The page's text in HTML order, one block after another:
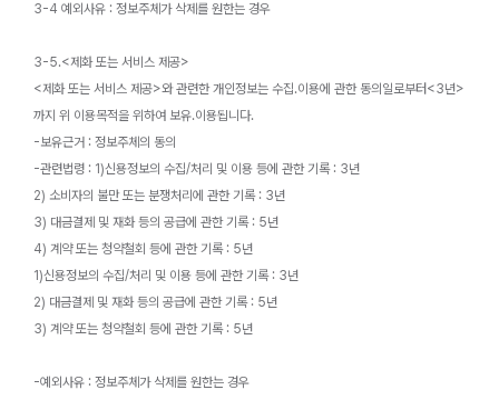
3-4 예외사유 : 정보주체가 삭제를 원한는 경우
3-5.<제화 또는 서비스 제공>
<제화 또는 서비스 제공>와 관련한 개인정보는 수집.이용에 관한 동의일로부터<3년>
까지 위 이용목적을 위하여 보유.이용됩니다.
-보유근거 : 정보주체의 동의
-관련법령 : 1)신용정보의 수집/처리 및 이용 등에 관한 기록 : 3년
2) 소비자의 불만 또는 분쟁처리에 관한 기록 : 3년
3) 대금결제 및 재화 등의 공급에 관한 기록 : 5년
4) 계약 또는 청약철회 등에 관한 기록 : 5년
1)신용정보의 수집/처리 및 이용 등에 관한 기록 : 3년
2) 대금결제 및 재화 등의 공급에 관한 기록 : 5년
3) 계약 또는 청약철회 등에 관한 기록 : 5년
-예외사유 : 정보주체가 삭제를 원한는 경우